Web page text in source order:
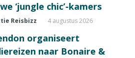
‘jungle chic’-kamers
Reisbizz 4 augustus 2026
organiseert
naar Bonaire &